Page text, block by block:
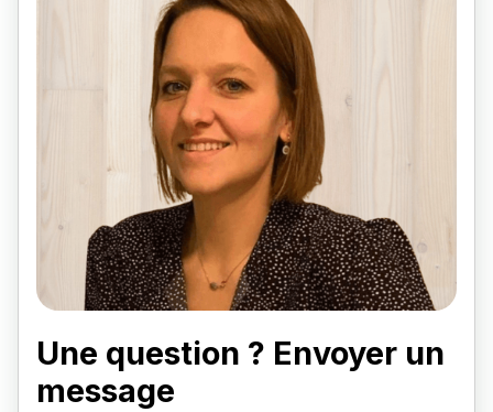
Une question ? Envoyer un
message